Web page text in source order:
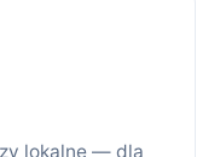
lokalne — dla